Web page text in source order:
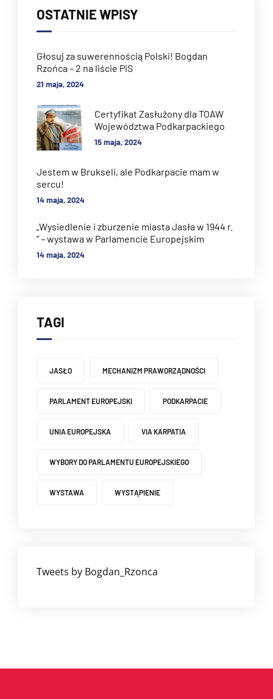
OSTATNIE WPISY
Głosuj za suwerennością Polski! Bogdan
Rzońca – 2 na liście PiS
21 maja, 2024
Certyfikat Zasłużony dla TOAW
Województwa Podkarpackiego
15 maja, 2024
Jestem w Brukseli, ale Podkarpacie mam w
sercu!
14 maja, 2024
„Wysiedlenie i zburzenie miasta Jasła w 1944 r.
” – wystawa w Parlamencie Europejskim
14 maja, 2024
TAGI
JASŁO MECHANIZM PRAWORZĄDNOŚCI
PARLAMENT EUROPEJSKI PODKARPACIE
UNIA EUROPEJSKA VIA KARPATIA
WYBORY DO PARLAMENTU EUROPEJSKIEGO
WYSTAWA WYSTĄPIENIE
Tweets by Bogdan_Rzonca